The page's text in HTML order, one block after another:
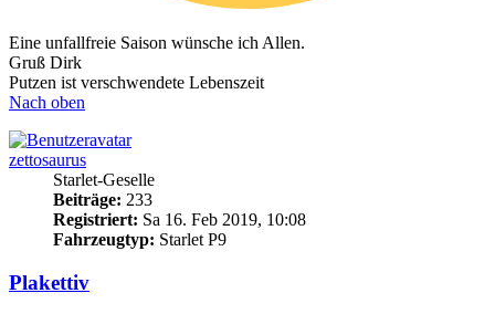
Eine unfallfreie Saison wünsche ich Allen.
Gruß Dirk
Putzen ist verschwendete Lebenszeit
Nach oben
zettosaurus
Starlet-Geselle
Beiträge: 233
Registriert: Sa 16. Feb 2019, 10:08
Fahrzeugtyp: Starlet P9
Plakettiv